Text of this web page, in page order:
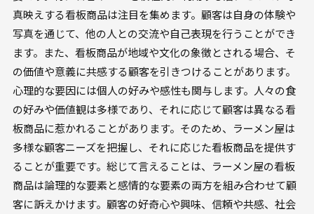
真映えする看板商品は注目を集めます。顧客は自身の体験や
写真を通じて、他の人との交流や自己表現を行うことができ
ます。また、看板商品が地域や文化の象徴とされる場合、そ
の価値や意義に共感する顧客を引きつけることがあります。
心理的な要因には個人の好みや感性も関与します。人々の食
の好みや価値観は多様であり、それに応じて顧客は異なる看
板商品に惹かれることがあります。そのため、ラーメン屋は
多様な顧客ニーズを把握し、それに応じた看板商品を提供す
ることが重要です。総じて言えることは、ラーメン屋の看板
商品は論理的な要素と感情的な要素の両方を組み合わせて顧
客に訴えかけます。顧客の好奇心や興味、信頼や共感、社会